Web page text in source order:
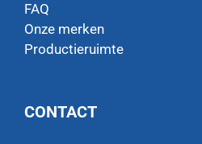
FAQ
Onze merken
Productieruimte
CONTACT